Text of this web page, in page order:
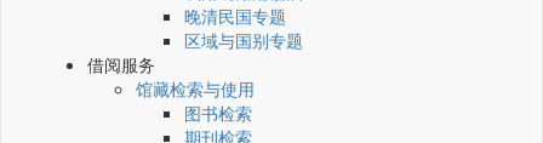
晚清民国专题
区域与国别专题
借阅服务
馆藏检索与使用
图书检索
期刊检索